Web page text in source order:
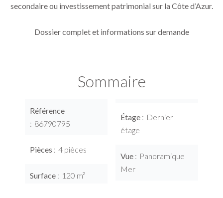
secondaire ou investissement patrimonial sur la Côte d’Azur.
Dossier complet et informations sur demande
Sommaire
Référence
86790795
Pièces 4 pièces
Surface 120 m²
Étage
Dernier
étage
Vue
Panoramique
Mer